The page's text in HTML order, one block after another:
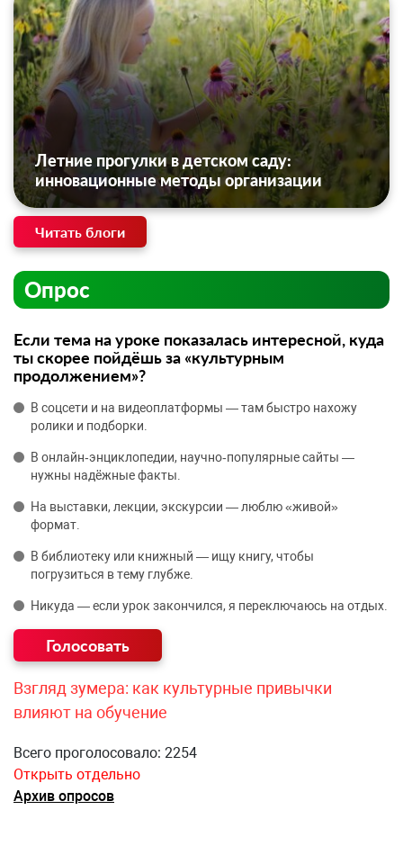
Летние прогулки в детском саду:
инновационные методы организации
Читать блоги
Опрос
Если тема на уроке показалась интересной, куда
ты скорее пойдёшь за «культурным
продолжением»?
В соцсети и на видеоплатформы — там быстро нахожу
ролики и подборки.
В онлайн‑энциклопедии, научно‑популярные сайты —
нужны надёжные факты.
На выставки, лекции, экскурсии — люблю «живой»
формат.
В библиотеку или книжный — ищу книгу, чтобы
погрузиться в тему глубже.
Никуда — если урок закончился, я переключаюсь на отдых.
Взгляд зумера: как культурные привычки
влияют на обучение
Всего проголосовало: 2254
Открыть отдельно
Архив опросов